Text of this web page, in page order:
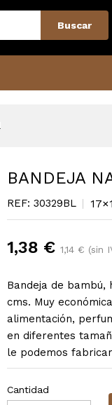
Buscar
BANDEJA
REF: 30329BL
1,38 € 1,14 € (sin
Bandeja de
cms. Muy
alimentación,
en diferentes
le podemos
Cantidad